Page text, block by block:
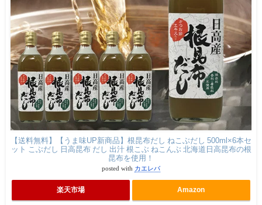
【送料無料】【うま味UP新商品】根昆布だし ねこぶだし 500ml×6本セ
ット こぶだし 日高昆布 だし 出汁 根こぶ ねこんぶ 北海道日高昆布の根
昆布を使用！
posted with カエレバ
楽天市場 Amazon